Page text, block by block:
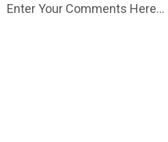
Enter Your Comments Here...